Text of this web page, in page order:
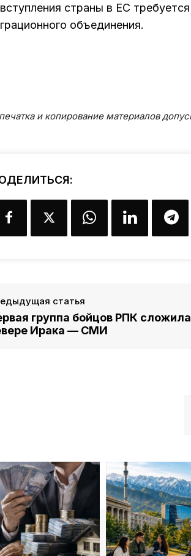
страны в ЕС
объединения.
и копирование материалов
статья
группа бойцов РПК
Ирака — СМИ